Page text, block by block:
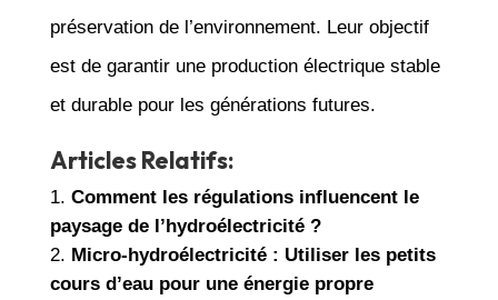
préservation de l’environnement. Leur objectif
est de garantir une production électrique stable
et durable pour les générations futures.
Articles Relatifs:
Comment les régulations influencent le
paysage de l’hydroélectricité ?
Micro-hydroélectricité : Utiliser les petits
cours d’eau pour une énergie propre